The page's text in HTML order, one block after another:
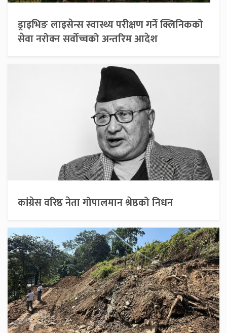
ड्राइभिङ लाइसेन्स स्वास्थ्य परीक्षण गर्ने क्लिनिकको
सेवा नरोक्न सर्वोच्चको अन्तरिम आदेश
कांग्रेस वरिष्ठ नेता गोपालमान श्रेष्ठको निधन